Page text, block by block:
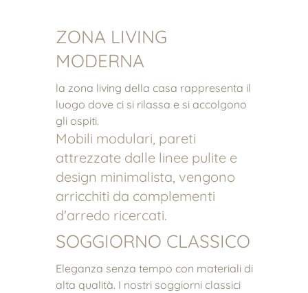
ZONA LIVING
MODERNA
la zona living della casa rappresenta il
luogo dove ci si rilassa e si accolgono
gli ospiti.
Mobili modulari, pareti
attrezzate dalle linee pulite e
design minimalista, vengono
arricchiti da complementi
d'arredo ricercati.
SOGGIORNO CLASSICO
Eleganza senza tempo con materiali di
alta qualità. I nostri soggiorni classici